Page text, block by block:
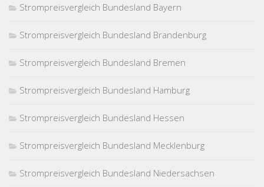
Strompreisvergleich Bundesland Bayern
Strompreisvergleich Bundesland Brandenburg
Strompreisvergleich Bundesland Bremen
Strompreisvergleich Bundesland Hamburg
Strompreisvergleich Bundesland Hessen
Strompreisvergleich Bundesland Mecklenburg
Strompreisvergleich Bundesland Niedersachsen